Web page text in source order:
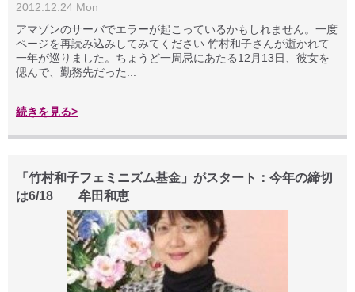
2012.12.24 Mon
アマゾンのサーバでエラーが起こっているかもしれません。一度
ページを再読み込みしてみてください.竹村和子さんが逝かれて
一年が巡りました。ちょうど一周忌にあたる12月13日、彼女を
偲んで、勤務先だった...
続きを見る>
「竹村和子フェミニズム基金」がスタート：今年の締切
は6/18 牟田和恵